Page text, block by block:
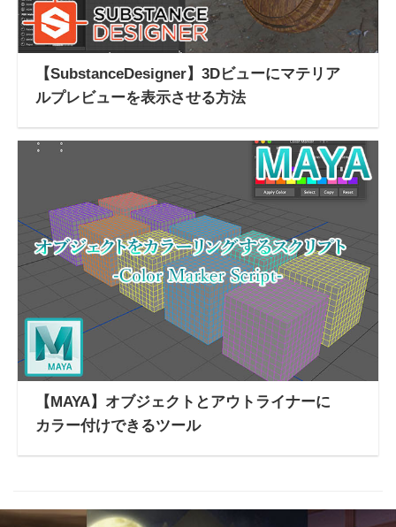
【SubstanceDesigner】3Dビューにマテリア
ルプレビューを表示させる方法
【MAYA】オブジェクトとアウトライナーに
カラー付けできるツール